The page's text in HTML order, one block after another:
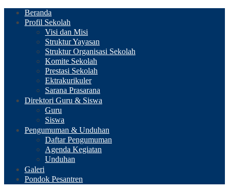
Beranda
Profil Sekolah
Visi dan Misi
Struktur Yayasan
Struktur Organisasi Sekolah
Komite Sekolah
Prestasi Sekolah
Ektrakurikuler
Sarana Prasarana
Direktori Guru & Siswa
Guru
Siswa
Pengumuman & Unduhan
Daftar Pengumuman
Agenda Kegiatan
Unduhan
Galeri
Pondok Pesantren